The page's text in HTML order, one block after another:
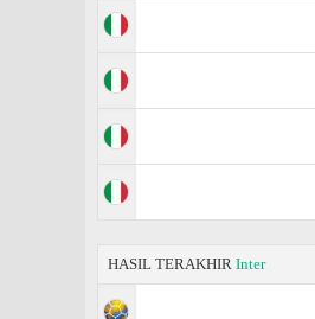
HASIL TERAKHIR Inter